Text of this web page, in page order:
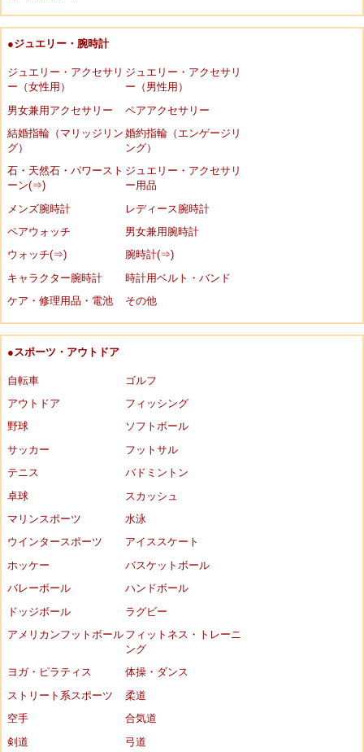
●ジュエリー・腕時計
ジュエリー・アクセサリ
ー（女性用）
ジュエリー・アクセサリ
ー（男性用）
男女兼用アクセサリー
ペアアクセサリー
結婚指輪（マリッジリン
グ）
婚約指輪（エンゲージリ
ング）
石・天然石・パワースト
ーン(⇒)
ジュエリー・アクセサリ
ー用品
メンズ腕時計
レディース腕時計
ペアウォッチ
男女兼用腕時計
ウォッチ(⇒)
腕時計(⇒)
キャラクター腕時計
時計用ベルト・バンド
ケア・修理用品・電池
その他
●スポーツ・アウトドア
自転車
ゴルフ
アウトドア
フィッシング
野球
ソフトボール
サッカー
フットサル
テニス
バドミントン
卓球
スカッシュ
マリンスポーツ
水泳
ウインタースポーツ
アイススケート
ホッケー
バスケットボール
バレーボール
ハンドボール
ドッジボール
ラグビー
アメリカンフットボール フィットネス・トレーニ
ング
ヨガ・ピラティス
体操・ダンス
ストリート系スポーツ
柔道
空手
合気道
剣道
弓道